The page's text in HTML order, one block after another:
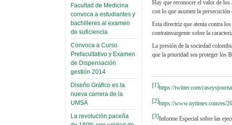
Facultad de Medicina
convoca a estudiantes y
bachilleres al examen
de suficiencia
Convoca a Curso
Prefacultativo y Examen
de Dispensación
gestión 2014
Diseño Gráfico es la
nueva carrera de la
UMSA
La revolución paceña
Hay que reconocer el valor de
con lo que asumen la persecución
Esta directriz que atenta contra
contrainsurgente sobre la
La presión de la sociedad
que la prioridad sea proteger los
[1]https://twitter.com/
[2]https://www.nytimes.com/es/
[3]Informe Especial sobre las